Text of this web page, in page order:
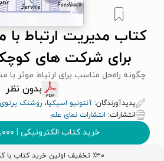
برای شرکت های
چگونه راه‌حل مناسب برای ارتباط موثر با
بدون نظر
پدیدآورندگان: آنتونیو اسپکیا، روشنک پرتوی
انتشارات: انتشارات نمای علم
خرید کتاب الکترونیکی |
٪۳۰ تخفیف اولین خرید کتاب با کد